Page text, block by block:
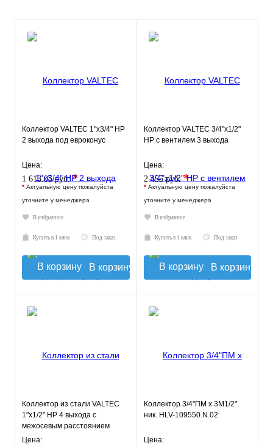
Коллектор VALTEC 1"х3/4" НР
2 выхода под евроконус
Цена:
1 613.05 руб.*
* Актуальную цену пожалуйста
уточните у менеджера
В избранное
Купить в 1 клик Под заказ
В корзину
Коллектор VALTEC 3/4"х1/2"
НР с вентилем 3 выхода
Цена:
2 455 руб.*
* Актуальную цену пожалуйста
уточните у менеджера
В избранное
Купить в 1 клик Под заказ
В корзину
Коллектор из стали VALTEC
1"х1/2" НР 4 выхода с
межосевым расстоянием
выходов 100мм
Цена:
Коллектор 3/4"ПМ х 3М1/2"
ник. HLV-109550.N.02
Цена: